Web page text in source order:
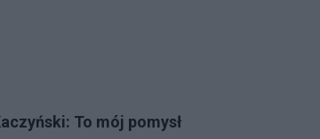
To mój pomysł